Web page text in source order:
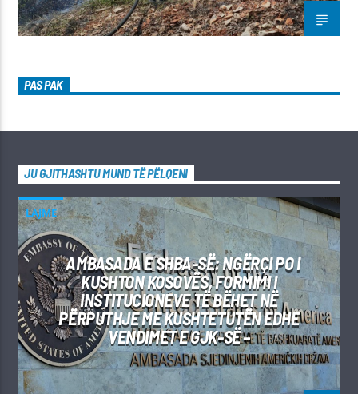
PAS PAK
JU GJITHASHTU MUND TË PËLQENI
LAJME
AMBASADA E SHBA-SË: NGËRÇI PO I
KUSHTON KOSOVËS, FORMIMI I
INSTITUCIONEVE TË BËHET NË
PËRPUTHJE ME KUSHTETUTËN EDHE
VENDIMET E GJK-SË –